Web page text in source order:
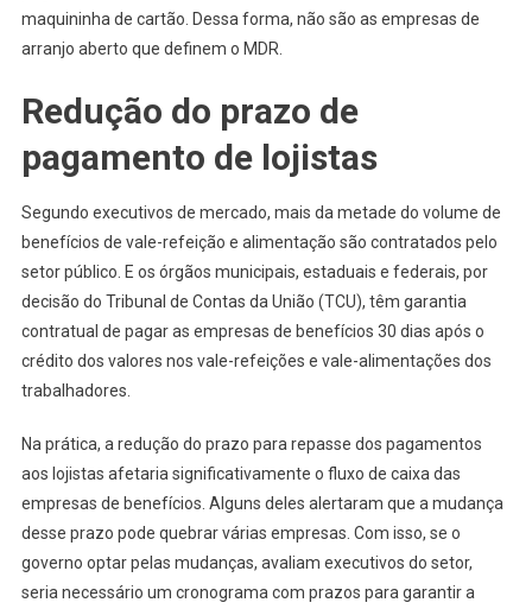
maquininha de cartão. Dessa forma, não são as empresas de
arranjo aberto que definem o MDR.
Redução do prazo de
pagamento de lojistas
Segundo executivos de mercado, mais da metade do volume de
benefícios de vale-refeição e alimentação são contratados pelo
setor público. E os órgãos municipais, estaduais e federais, por
decisão do Tribunal de Contas da União (TCU), têm garantia
contratual de pagar as empresas de benefícios 30 dias após o
crédito dos valores nos vale-refeições e vale-alimentações dos
trabalhadores.
Na prática, a redução do prazo para repasse dos pagamentos
aos lojistas afetaria significativamente o fluxo de caixa das
empresas de benefícios. Alguns deles alertaram que a mudança
desse prazo pode quebrar várias empresas. Com isso, se o
governo optar pelas mudanças, avaliam executivos do setor,
seria necessário um cronograma com prazos para garantir a